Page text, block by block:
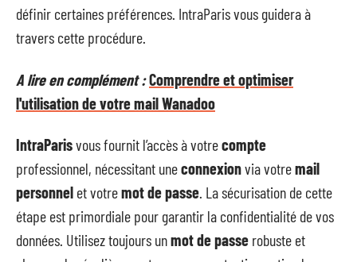
définir certaines préférences. IntraParis vous guidera à
travers cette procédure.
A lire en complément :Comprendre et optimiser
l'utilisation de votre mail Wanadoo
IntraParisvous fournit l’accès à votrecompte
professionnel, nécessitant uneconnexionvia votremail
personnel et votremot de passe. La sécurisation de cette
étape est primordiale pour garantir la confidentialité de vos
données. Utilisez toujours unmot de passe robuste et